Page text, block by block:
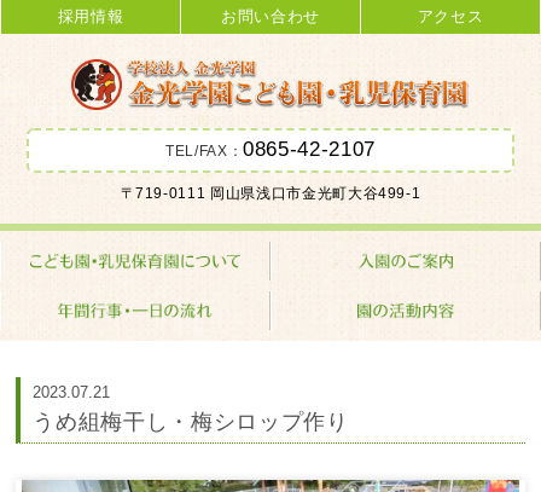
金光学園こども園･乳児保育園 学校
法人 金光学園
採用情報 お問い合わせ アクセス
TEL/FAX：0865-42-2107
〒719-0111 岡山県浅口市金光町大谷499-1
2023.07.21
うめ組梅干し・梅シロップ作り